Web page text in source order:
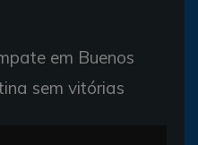
em Buenos
sem vitórias